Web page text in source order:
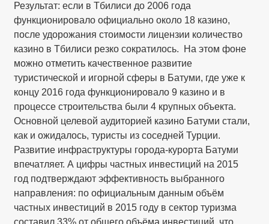
Результат: если в Тбилиси до 2006 года
функционировало официально около 18 казино,
после удорожания стоимости лицензии количество
казино в Тбилиси резко сократилось. На этом фоне
можно отметить качественное развитие
туристической и игорной сферы в Батуми, где уже к
концу 2016 года функционировало 9 казино и в
процессе строительства были 4 крупных объекта.
Основной целевой аудиторией казино Батуми стали,
как и ожидалось, туристы из соседней Турции.
Развитие инфраструктуры города-курорта Батуми
впечатляет. А цифры частных инвестиций на 2015
год подтверждают эффективность выбранного
направления: по официальным данным объём
частных инвестиций в 2015 году в сектор туризма